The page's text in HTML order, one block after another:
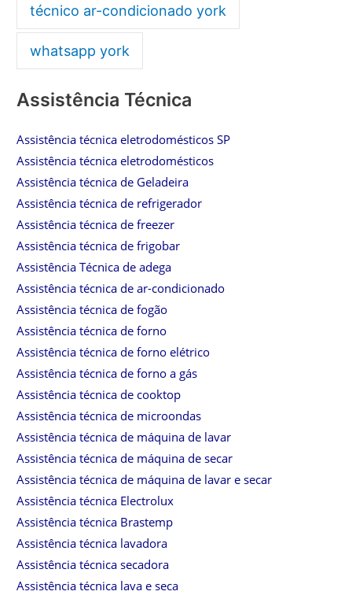
técnico ar-condicionado york
whatsapp york
Assistência Técnica
Assistência técnica eletrodomésticos SP
Assistência técnica eletrodomésticos
Assistência técnica de Geladeira
Assistência técnica de refrigerador
Assistência técnica de freezer
Assistência técnica de frigobar
Assistência Técnica de adega
Assistência técnica de ar-condicionado
Assistência técnica de fogão
Assistência técnica de forno
Assistência técnica de forno elétrico
Assistência técnica de forno a gás
Assistência técnica de cooktop
Assistência técnica de microondas
Assistência técnica de máquina de lavar
Assistência técnica de máquina de secar
Assistência técnica de máquina de lavar e secar
Assistência técnica Electrolux
Assistência técnica Brastemp
Assistência técnica lavadora
Assistência técnica secadora
Assistência técnica lava e seca